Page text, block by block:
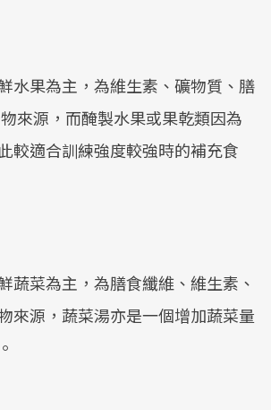
水果為主，為維生素、礦物質、膳
來源，而醃製水果或果乾類因為
較適合訓練強度較強時的補充食
蔬菜為主，為膳食纖維、維生素、
來源，蔬菜湯亦是一個增加蔬菜量